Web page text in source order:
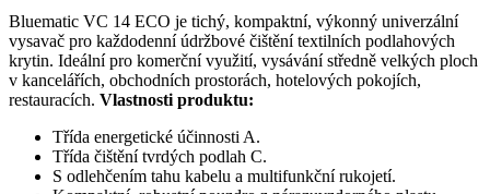
Bluematic VC 14 ECO je tichý, kompaktní, výkonný univerzální
vysavač pro každodenní údržbové čištění textilních podlahových
krytin. Ideální pro komerční využití, vysávání středně velkých ploch
v kancelářích, obchodních prostorách, hotelových pokojích,
restauracích. Vlastnosti produktu:
Třída energetické účinnosti A.
Třída čištění tvrdých podlah C.
S odlehčením tahu kabelu a multifunkční rukojetí.